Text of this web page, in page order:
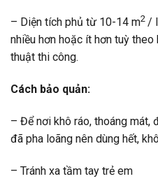
– Diện tích phủ từ 10-14 m2 /
nhiều hơn hoặc ít hơn tuỳ
thuật thi công.
Cách bảo quản:
– Để nơi khô ráo, thoáng mát,
đã pha loãng nên dùng hết,
– Tránh xa tầm tay trẻ em